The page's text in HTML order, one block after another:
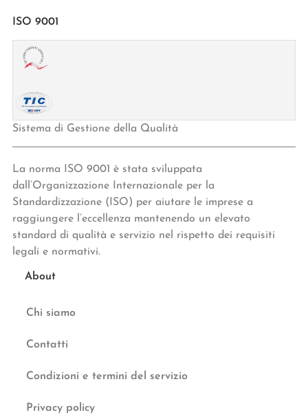
ISO 9001
Sistema di Gestione della Qualità
La norma ISO 9001 è stata sviluppata
dall’Organizzazione Internazionale per la
Standardizzazione (ISO) per aiutare le imprese a
raggiungere l’eccellenza mantenendo un elevato
standard di qualità e servizio nel rispetto dei requisiti
legali e normativi.
About
Chi siamo
Contatti
Condizioni e termini del servizio
Privacy policy